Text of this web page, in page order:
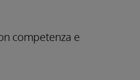
competenza e